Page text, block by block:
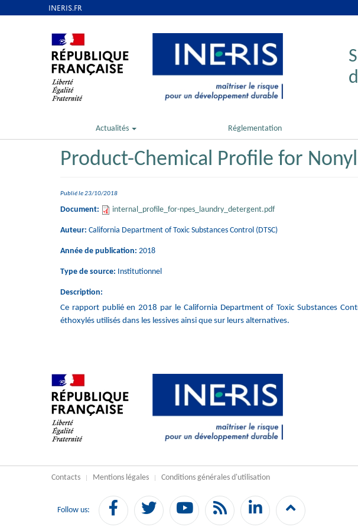
Actualités Réglementation
Product-Chemical Profile for
Publié le23/10/2018
Document: internal_profile_for-npes_laundry_detergent.pdf
Auteur: California Department of Toxic Substances Control (DTSC)
Année de publication: 2018
Type de source: Institutionnel
Description:
Ce rapport publié en 2018 par le California Department of Toxic Substances
éthoxylés utilisés dans les lessives ainsi que sur leurs alternatives.
Contacts Mentions légales Conditions générales d'utilisation
Follow us: FacebookTwitterYouTube
Flux
LinkedIn
Back